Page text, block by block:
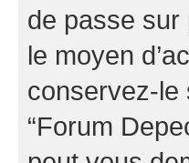
de passe sur
le moyen
conservez-le
“Forum